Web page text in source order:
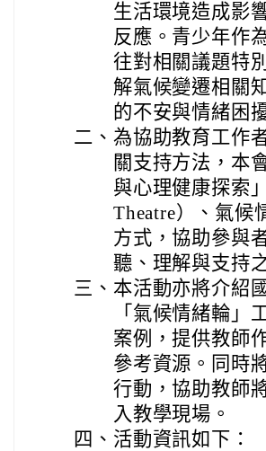
生活環境造成影
反應。青少年作
往對相關議題特
解氣候變遷相關
的不安與情緒困
二、 為協助教育工作
關支持方法，本
與心理健康探索
Theatre）、氣候
方式，協助參與
聽、理解與支持
三、 本活動亦將介紹
「氣候情緒輪」
案例，提供教師
參考資源。同時
行動，協助教師
入教學現場。
四、 活動資訊如下：